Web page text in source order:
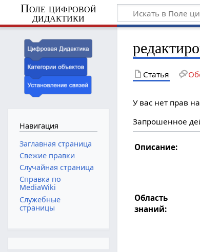
Поле цифровой
дидактики
Статья
У вас нет прав
Запрошенное
Описание:
Область
знаний:
Навигация
Заглавная страница
Свежие правки
Случайная страница
Справка по
MediaWiki
Служебные
страницы